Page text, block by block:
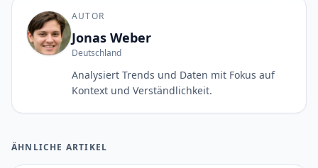
AUTOR
Jonas Weber
Deutschland
Analysiert Trends und Daten mit Fokus auf
Kontext und Verständlichkeit.
ÄHNLICHE ARTIKEL